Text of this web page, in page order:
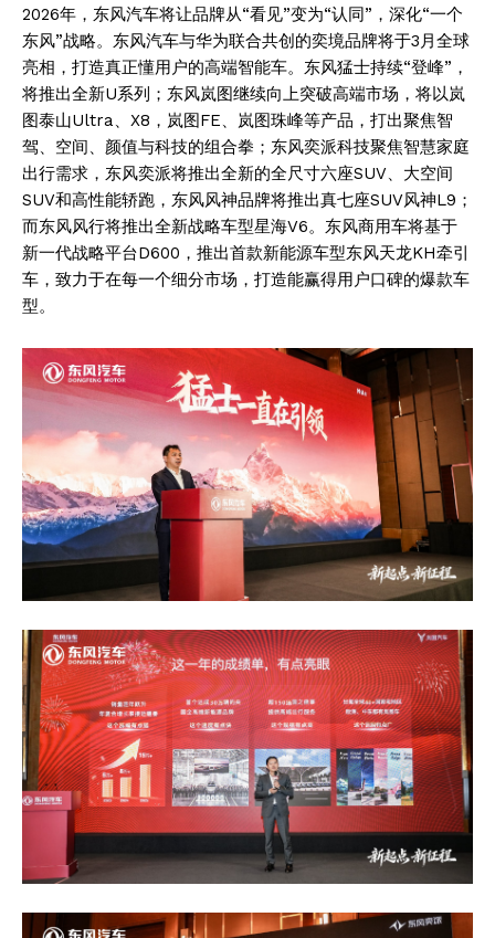
2026年，东风汽车将让品牌从“看见”变为“认同”，深化“一个
东风”战略。东风汽车与华为联合共创的奕境品牌将于3月全球
亮相，打造真正懂用户的高端智能车。东风猛士持续“登峰”，
将推出全新U系列；东风岚图继续向上突破高端市场，将以岚
图泰山Ultra、X8，岚图FE、岚图珠峰等产品，打出聚焦智
驾、空间、颜值与科技的组合拳；东风奕派科技聚焦智慧家庭
出行需求，东风奕派将推出全新的全尺寸六座SUV、大空间
SUV和高性能轿跑，东风风神品牌将推出真七座SUV风神L9；
而东风风行将推出全新战略车型星海V6。东风商用车将基于
新一代战略平台D600，推出首款新能源车型东风天龙KH牵引
车，致力于在每一个细分市场，打造能赢得用户口碑的爆款车
型。